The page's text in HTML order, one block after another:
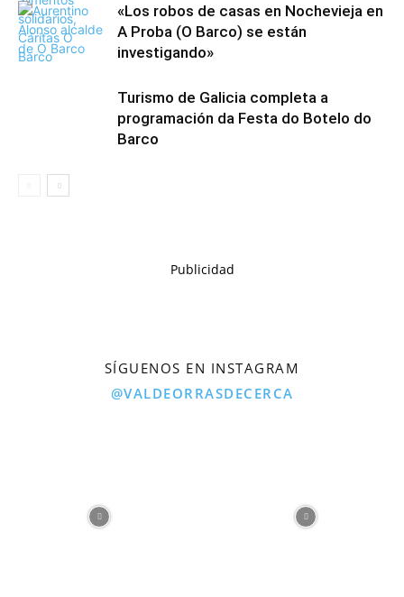
«Los robos de casas en Nochevieja en
A Proba (O Barco) se están
investigando»
Turismo de Galicia completa a
programación da Festa do Botelo do
Barco
Publicidad
SÍGUENOS EN INSTAGRAM
@VALDEORRASDECERCA